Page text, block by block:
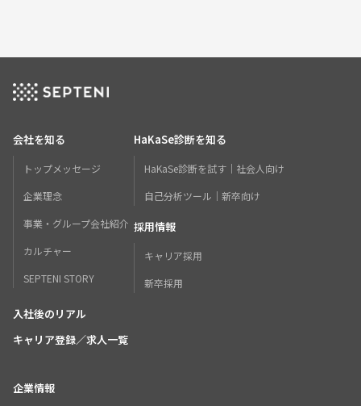
会社を知る
トップメッセージ
企業理念
事業・グループ会社紹介
カルチャー
SEPTENI STORY
HaKaSe診断を知る
HaKaSe診断を試す｜社会人向け
自己分析ツール｜新卒向け
採用情報
キャリア採用
新卒採用
入社後のリアル
キャリア登録／求人一覧
企業情報